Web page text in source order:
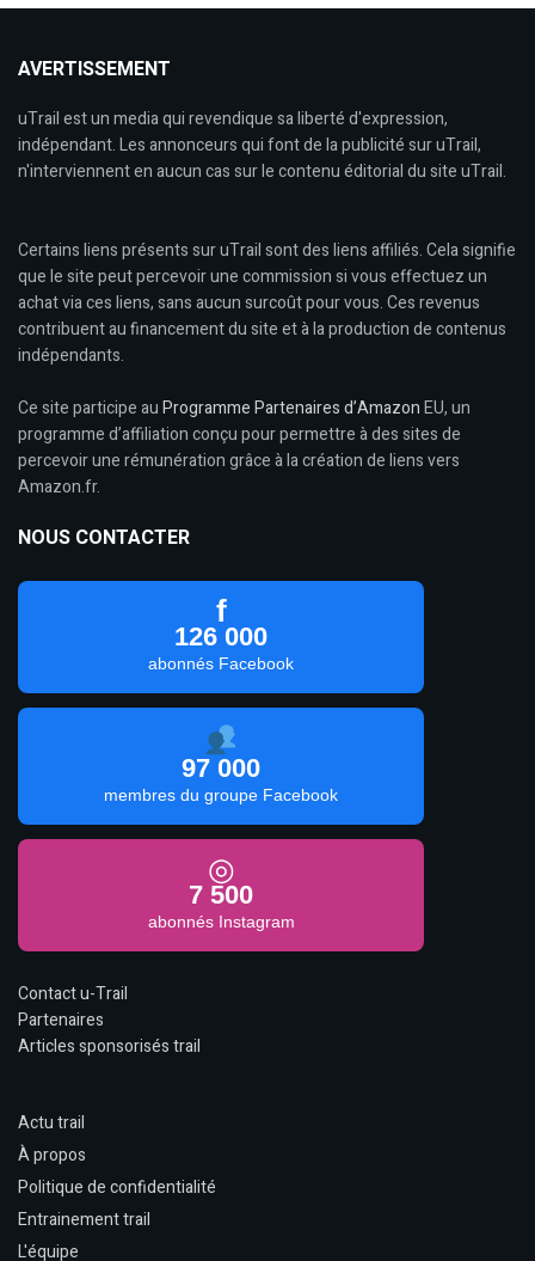
AVERTISSEMENT
uTrail est un media qui revendique sa liberté d'expression,
indépendant. Les annonceurs qui font de la publicité sur uTrail,
n'interviennent en aucun cas sur le contenu éditorial du site uTrail.
Certains liens présents sur uTrail sont des liens affiliés. Cela signifie
que le site peut percevoir une commission si vous effectuez un
achat via ces liens, sans aucun surcoût pour vous. Ces revenus
contribuent au financement du site et à la production de contenus
indépendants.
Ce site participe auProgramme Partenaires d’AmazonEU, un
programme d’affiliation conçu pour permettre à des sites de
percevoir une rémunération grâce à la création de liens vers
Amazon.fr.
NOUS CONTACTER
f
126 000
abonnés Facebook
97 000
membres du groupe Facebook
◎
7 500
abonnés Instagram
Contact u-Trail
Partenaires
Articles sponsorisés trail
Actu trail
À propos
Politique de confidentialité
Entrainement trail
L'équipe